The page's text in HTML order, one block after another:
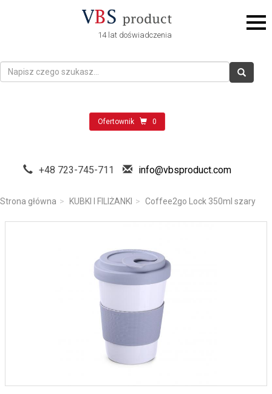
14 lat doświadczenia
Ofertownik 0
+48 723-745-711 info@vbsproduct.com
Strona główna KUBKI I FILIŻANKI Coffee2go Lock 350ml szary